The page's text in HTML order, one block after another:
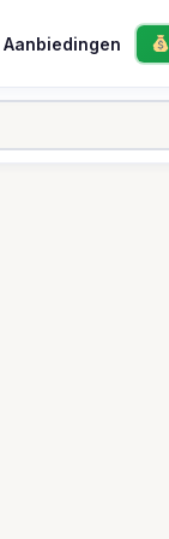
Aanbiedingen